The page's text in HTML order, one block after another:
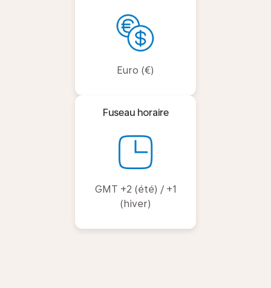
Euro (€)
Fuseau horaire
GMT +2 (été) / +1
(hiver)